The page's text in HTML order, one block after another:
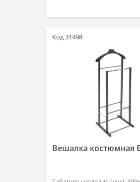
Код 31498
Вешалка костюмная